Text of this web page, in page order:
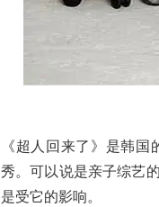
《超人回来了》是韩
秀。可以说是亲子综艺
是受它的影响。